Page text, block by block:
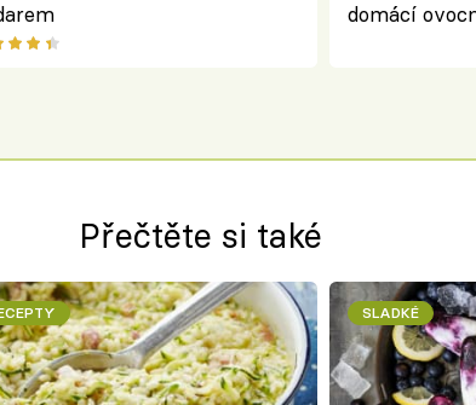
domácí
Přečtěte si také
SLADKÉ